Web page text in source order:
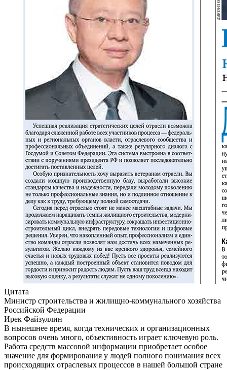
Цитата
Министр строительства и жилищно-коммунального хозяйства
Российской Федерации
Ирек Файзуллин
В нынешнее время, когда технических и организационных
вопросов очень много, объективность играет ключевую роль.
Работа средств массовой информации приобретает особое
значение для формирования у людей полного понимания всех
происходящих отраслевых процессов в нашей большой стране